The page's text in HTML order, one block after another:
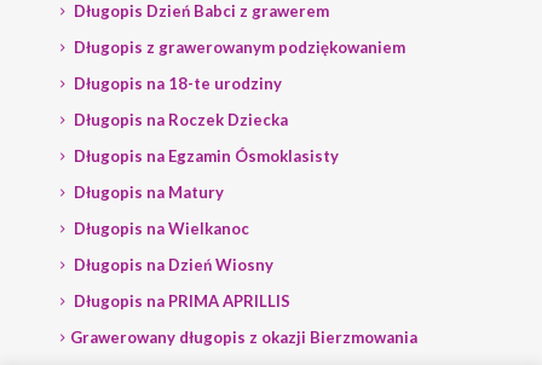
Długopis Dzień Babci z grawerem
Długopis z grawerowanym podziękowaniem
Długopis na 18-te urodziny
Długopis na Roczek Dziecka
Długopis na Egzamin Ósmoklasisty
Długopis na Matury
Długopis na Wielkanoc
Długopis na Dzień Wiosny
Długopis na PRIMA APRILLIS
Grawerowany długopis z okazji Bierzmowania